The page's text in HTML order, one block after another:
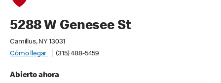
5288 W Genesee St
Camillus, NY 13031
Cómo llegar
(315) 488-5459
Abierto ahora